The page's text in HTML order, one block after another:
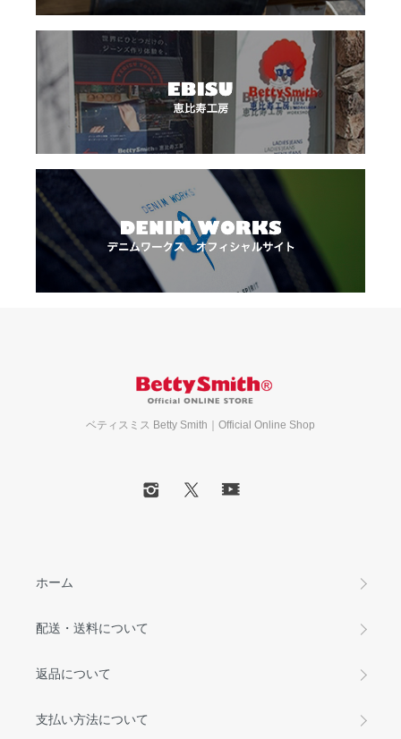
ベティスミス Betty Smith｜Official Online Shop
ホーム
配送・送料について
返品について
支払い方法について